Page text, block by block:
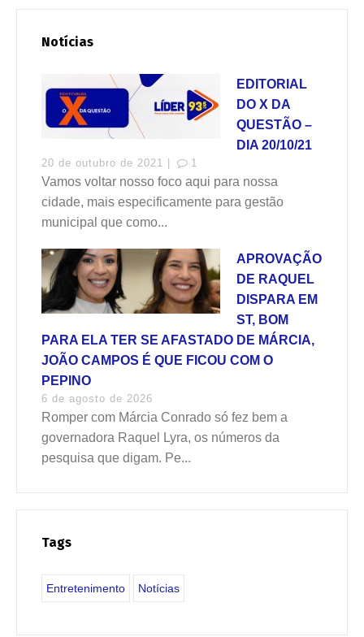
Notícias
EDITORIAL
DO X DA
QUESTÃO –
DIA 20/10/21
20 de outubro de 2021 | 1
Vamos voltar nosso foco aqui para nossa
cidade, mais especificamente para gestão
municipal que como...
APROVAÇÃO
DE RAQUEL
DISPARA EM
ST, BOM
PARA ELA TER SE AFASTADO DE MÁRCIA,
JOÃO CAMPOS É QUE FICOU COM O
PEPINO
6 de agosto de 2026
Romper com Márcia Conrado só fez bem a
governadora Raquel Lyra, os números da
pesquisa que digam. Pe...
Tags
Entretenimento Notícias